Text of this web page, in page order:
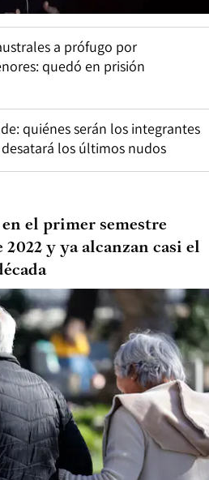
a prófugo por
quedó en prisión
quiénes serán los integrantes
los últimos nudos
el primer semestre
y ya alcanzan casi el